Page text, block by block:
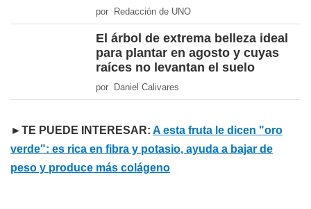
por Redacción de UNO
El árbol de extrema belleza ideal
para plantar en agosto y cuyas
raíces no levantan el suelo
por Daniel Calivares
►TE PUEDE INTERESAR: A esta fruta le dicen "oro
verde": es rica en fibra y potasio, ayuda a bajar de
peso y produce más colágeno